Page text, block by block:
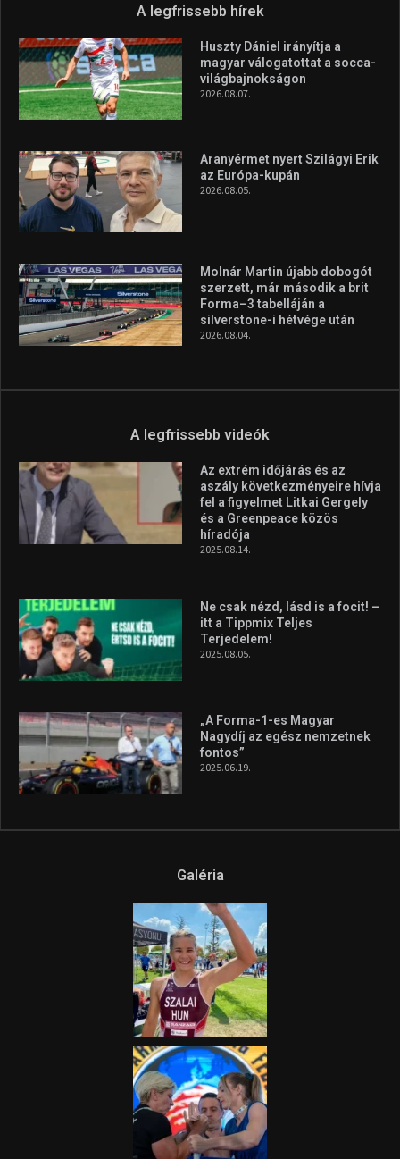
A legfrissebb hírek
Huszty Dániel irányítja a
magyar válogatottat a socca-
világbajnokságon
2026.08.07.
Aranyérmet nyert Szilágyi Erik
az Európa-kupán
2026.08.05.
Molnár Martin újabb dobogót
szerzett, már második a brit
Forma–3 tabelláján a
silverstone-i hétvége után
2026.08.04.
A legfrissebb videók
Az extrém időjárás és az
aszály következményeire hívja
fel a figyelmet Litkai Gergely
és a Greenpeace közös
híradója
2025.08.14.
Ne csak nézd, lásd is a focit! –
itt a Tippmix Teljes
Terjedelem!
2025.08.05.
„A Forma-1-es Magyar
Nagydíj az egész nemzetnek
fontos”
2025.06.19.
Galéria